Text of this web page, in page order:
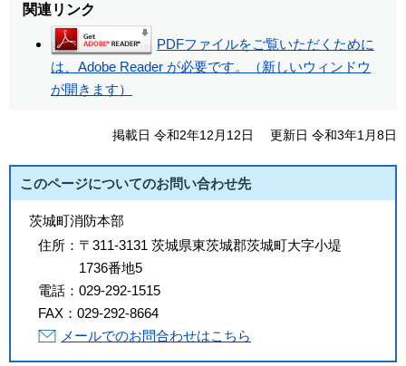
関連リンク
PDFファイルをご覧いただくために
は、Adobe Reader が必要です。（新しいウィンドウ
が開きます）
掲載日 令和2年12月12日 更新日 令和3年1月8日
このページについてのお問い合わせ先
茨城町消防本部
住所： 〒311-3131 茨城県東茨城郡茨城町大字小堤
1736番地5
電話： 029-292-1515
FAX： 029-292-8664
メールでのお問合わせはこちら